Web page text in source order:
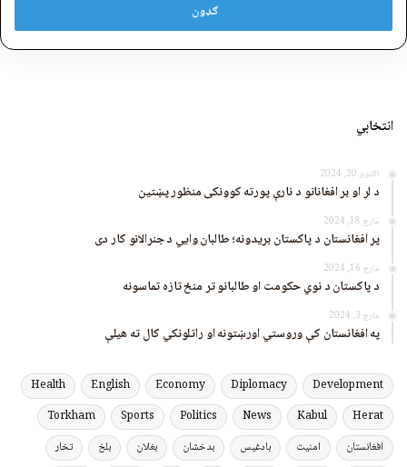
انتخابي
اکتوبر 20, 2024
د لر او بر افغانانو د نارې پورته کوونکی منظور پښتین
مارچ 18, 2024
پر افغانستان د پاکستان بریدونه؛ طالبان وايي د جنرالانو کار دی
مارچ 16, 2024
د پاکستان د نوي حکومت او طالبانو تر منځ تازه تماسونه
مارچ 3, 2024
په افغانستان کې وروستي اورښتونه او راتلونکي کال ته هیلې
Development
Diplomacy
Economy
English
Health
Herat
Kabul
News
Politics
Sports
Torkham
افغانستان
امنیت بادغیس بدخشان بغلان بلخ
تخار